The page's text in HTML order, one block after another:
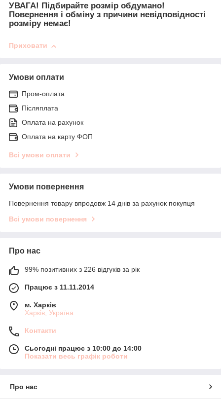
УВАГА! Підбирайте розмір обдумано!
Повернення і обміну з причини невідповідності
розміру немає!
Приховати
Умови оплати
Пром-оплата
Післяплата
Оплата на рахунок
Оплата на карту ФОП
Всі умови оплати
Умови повернення
Повернення товару впродовж 14 днів за рахунок покупця
Всі умови повернення
Про нас
99% позитивних з 226 відгуків за рік
Працює з 11.11.2014
м. Харків
Харків, Україна
Контакти
Сьогодні працює з 10:00 до 14:00
Показати весь графік роботи
Про нас